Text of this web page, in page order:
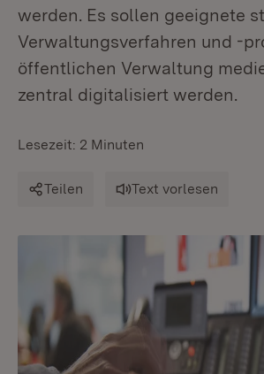
werden. Es sollen geeignete
Verwaltungsverfahren und -
öffentlichen Verwaltung
zentral digitalisiert werden.
Lesezeit: 2 Minuten
Teilen Text vorlesen